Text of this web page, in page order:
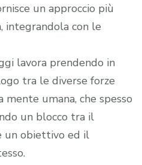
un approccio più
integrandola con le
lavora prendendo in
tra le diverse forze
umana, che spesso
un blocco tra il
un obiettivo ed il